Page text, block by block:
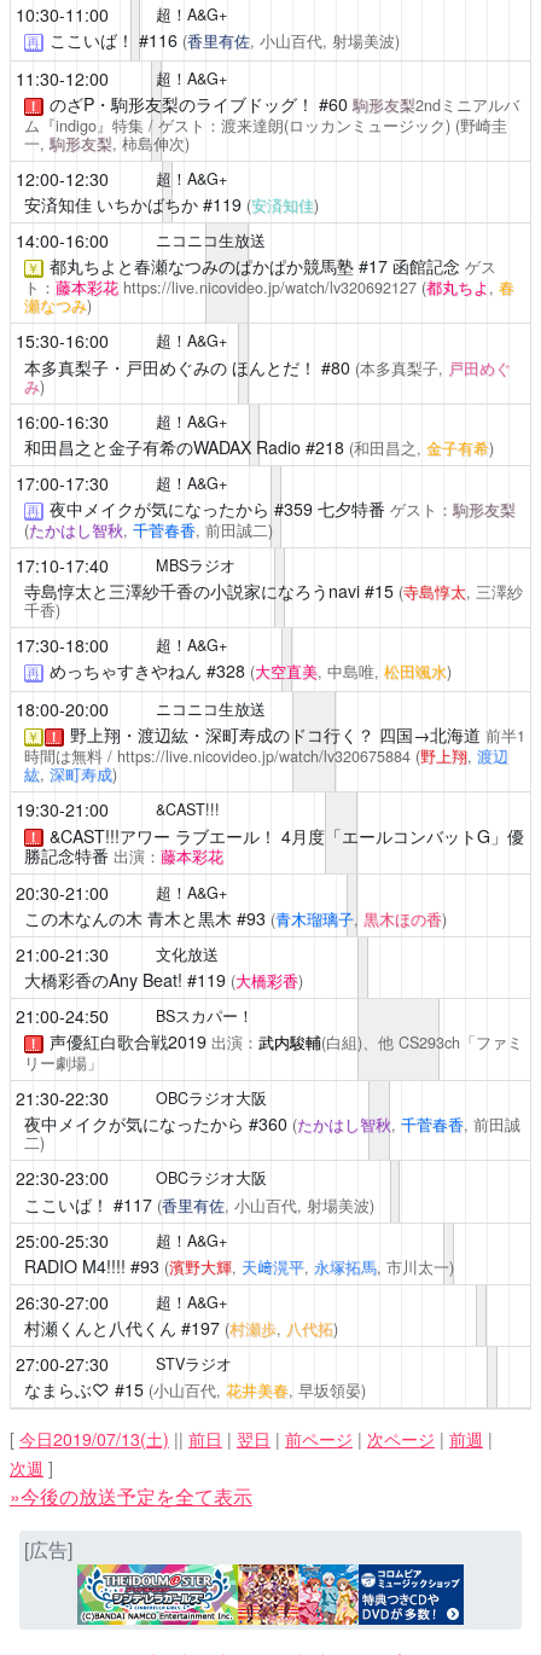
10:30-11:00 超！A&G+
再 ここいば！ #116 (香里有佐, 小山百代, 射場美波)
11:30-12:00 超！A&G+
！ のざP・駒形友梨のライブドッグ！ #60 駒形友梨2ndミニアルバ
ム『indigo』特集 / ゲスト：渡来達朗(ロッカンミュージック) (野崎圭
一, 駒形友梨, 柿島伸次)
12:00-12:30 超！A&G+
安済知佳 いちかばちか#119 (安済知佳)
14:00-16:00 ニコニコ生放送
￥ 都丸ちよと春瀬なつみのぱかぱか競馬塾#17 函館記念 ゲス
ト： 藤本彩花 https://live.nicovideo.jp/watch/lv320692127 (都丸ちよ, 春
瀬なつみ)
15:30-16:00 超！A&G+
本多真梨子・戸田めぐみの ほんとだ！ #80 (本多真梨子, 戸田めぐ
み)
16:00-16:30 超！A&G+
和田昌之と金子有希のWADAX Radio#218 (和田昌之, 金子有希)
17:00-17:30 超！A&G+
再 夜中メイクが気になったから #359 七夕特番 ゲスト： 駒形友梨
(たかはし智秋, 千菅春香, 前田誠二)
17:10-17:40 MBSラジオ
寺島惇太と三澤紗千香の小説家になろうnavi#15 (寺島惇太, 三澤紗
千香)
17:30-18:00 超！A&G+
再 めっちゃすきやねん #328 (大空直美, 中島唯, 松田颯水)
18:00-20:00 ニコニコ生放送
￥ ！ 野上翔・渡辺紘・深町寿成のドコ行く？ 四国→北海道 前半1
時間は無料 / https://live.nicovideo.jp/watch/lv320675884 (野上翔, 渡辺
紘, 深町寿成)
19:30-21:00 &CAST!!!
！ &CAST!!!アワー ラブエール！ 4月度「エールコンバットG」優
勝記念特番 出演： 藤本彩花
20:30-21:00 超！A&G+
この木なんの木 青木と黒木 #93 (青木瑠璃子, 黒木ほの香)
21:00-21:30 文化放送
大橋彩香のAny Beat! #119 (大橋彩香)
21:00-24:50 BSスカパー！
！ 声優紅白歌合戦2019 出演： 武内駿輔(白組)、他 CS293ch「ファミ
リー劇場」
21:30-22:30 OBCラジオ大阪
夜中メイクが気になったから #360 (たかはし智秋, 千菅春香, 前田誠
二)
22:30-23:00 OBCラジオ大阪
ここいば！ #117 (香里有佐, 小山百代, 射場美波)
25:00-25:30 超！A&G+
RADIO M4!!!! #93 (濱野大輝, 天﨑滉平, 永塚拓馬, 市川太一)
26:30-27:00 超！A&G+
村瀬くんと八代くん #197 (村瀬歩, 八代拓)
27:00-27:30 STVラジオ
なまらぶ♡ #15 (小山百代, 花井美春, 早坂領晏)
[ 今日2019/07/13(土) || 前日 | 翌日 | 前ページ | 次ページ | 前週 |
次週 ]
»今後の放送予定を全て表示
[広告]